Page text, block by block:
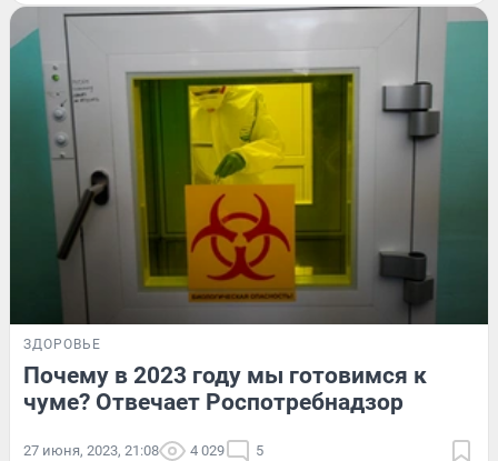
ЗДОРОВЬЕ
Почему в 2023 году мы готовимся к
чуме? Отвечает Роспотребнадзор
27 июня, 2023, 21:08 4 029 5